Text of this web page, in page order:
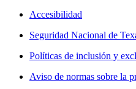
Accesibilidad
Seguridad Nacional de
Políticas de inclusión y
Aviso de normas sobre la